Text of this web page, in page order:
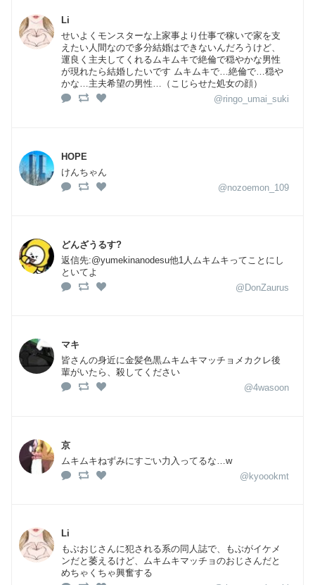
Li
せいよくモンスターな上家事より仕事で稼いで家を支
えたい人間なので多分結婚はできないんだろうけど、
運良く主夫してくれるムキムキで絶倫で穏やかな男性
が現れたら結婚したいです ムキムキで…絶倫で…穏や
かな…主夫希望の男性…（こじらせた処女の顔）
@ringo_umai_suki
HOPE
けんちゃん
@nozoemon_109
どんざうるす?
返信先:@yumekinanodesu他1人ムキムキってことにし
といてよ
@DonZaurus
マキ
皆さんの身近に金髪色黒ムキムキマッチョメカクレ後
輩がいたら、殺してください
@4wasoon
京
ムキムキねずみにすごい力入ってるな…w
@kyoookmt
Li
もぶおじさんに犯される系の同人誌で、もぶがイケメ
ンだと萎えるけど、ムキムキマッチョのおじさんだと
めちゃくちゃ興奮する